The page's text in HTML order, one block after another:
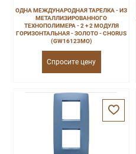
ОДНА МЕЖДУНАРОДНАЯ ТАРЕЛКА - ИЗ
МЕТАЛЛИЗИРОВАННОГО
ТЕХНОПОЛИМЕРА - 2 + 2 МОДУЛЯ
ГОРИЗОНТАЛЬНАЯ - ЗОЛОТО - CHORUS
(GW16123MO)
Спросите цену